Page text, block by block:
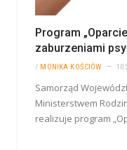
Program
zaburzeniami
/ MONIKA KOŚCIÓW 10
Samorząd
Ministerstwem
realizuje program